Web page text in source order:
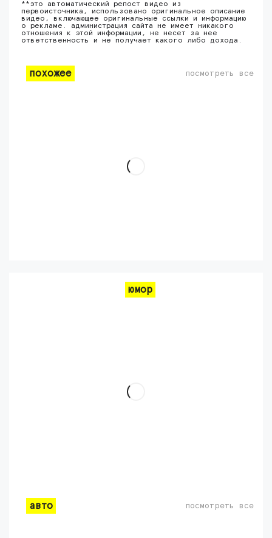
**это автоматический репост видео из
первоисточника, использовано оригинальное описание
видео, включающее оригинальные ссылки и информацию
о рекламе. администрация сайта не имеет никакого
отношения к этой информации, не несет за нее
ответственность и не получает какого либо дохода.
похожее посмотреть все
юмор
авто посмотреть все